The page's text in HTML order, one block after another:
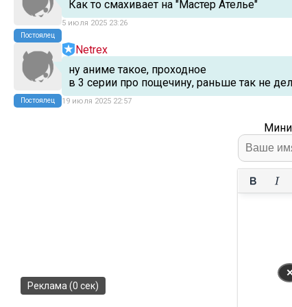
Постоялец
Как то смахивает на "Мастер Ателье"
5 июля 2025 23:26
Постоялец
Netrex
ну аниме такое, проходное
в 3 серии про пощечину, раньше так не
19 июля 2025 22:57
Реклама (0 сек)